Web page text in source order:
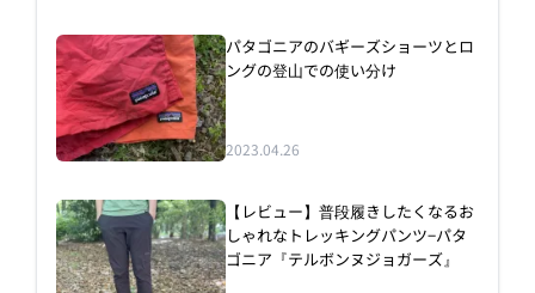
パタゴニアのバギーズショーツとロ
ングの登山での使い分け
2023.04.26
【レビュー】普段履きしたくなるお
しゃれなトレッキングパンツ−パタ
ゴニア『テルボンヌジョガーズ』